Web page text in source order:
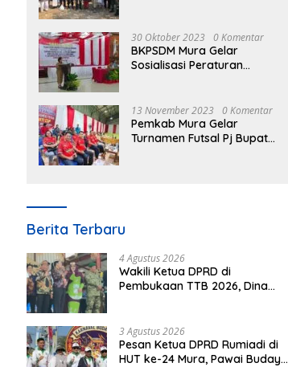
30 Oktober 2023 0 Komentar
BKPSDM Mura Gelar
Sosialisasi Peraturan
13 November 2023 0 Komentar
Pemkab Mura Gelar
Turnamen Futsal Pj Bupati
Berita Terbaru
4 Agustus 2026
Wakili Ketua DPRD di
Pembukaan TTB 2026, Dina
3 Agustus 2026
Pesan Ketua DPRD Rumiadi di
HUT ke-24 Mura, Pawai Budaya